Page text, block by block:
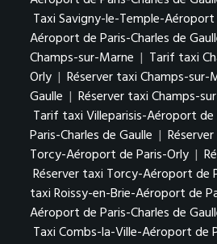
Taxi Savigny-le-Temple-
Aéroport de Paris-Charles de
Champs-sur-Marne | Tarif taxi
Orly | Réserver taxi Champs-
Gaulle | Réserver taxi Champs-
Tarif taxi Villeparisis-Aéroport de
Paris-Charles de Gaulle |
Torcy-Aéroport de Paris-Orly |
Réserver taxi Torcy-Aéroport de
taxi Roissy-en-Brie-Aéroport de
Aéroport de Paris-Charles de
Taxi Combs-la-Ville-Aéroport de